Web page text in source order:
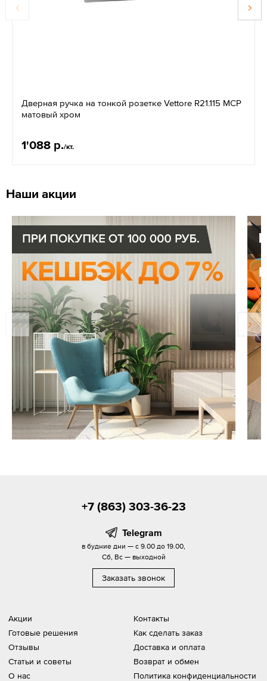
Дверная ручка на тонкой розетке Vettore R21.115 MCP
матовый хром
1'088 р./кт.
Наши акции
Акции
Готовые решения
Отзывы
Статьи и советы
О нас
Контакты
Как сделать заказ
Доставка и оплата
Возврат и обмен
Политика конфиденциальности
+7 (863) 303-36-23
Telegram
в будние дни — с 9.00 до 19.00,
Сб, Вс — выходной
Заказать звонок